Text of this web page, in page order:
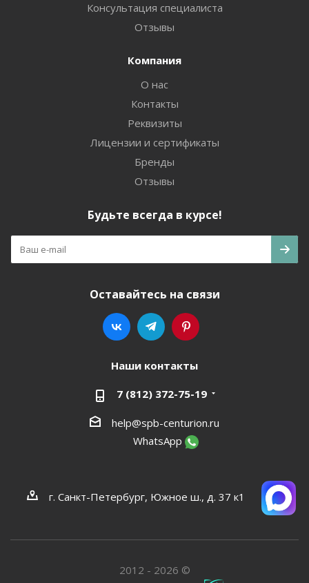
Консультация специалиста
Отзывы
Компания
О нас
Контакты
Реквизиты
Лицензии и сертификаты
Бренды
Отзывы
Будьте всегда в курсе!
Оставайтесь на связи
Наши контакты
7 (812) 372-75-19
help@spb-centurion.ru
WhatsApp
г. Санкт-Петербург, Южное ш., д. 37 к1
2012 - 2026 ©